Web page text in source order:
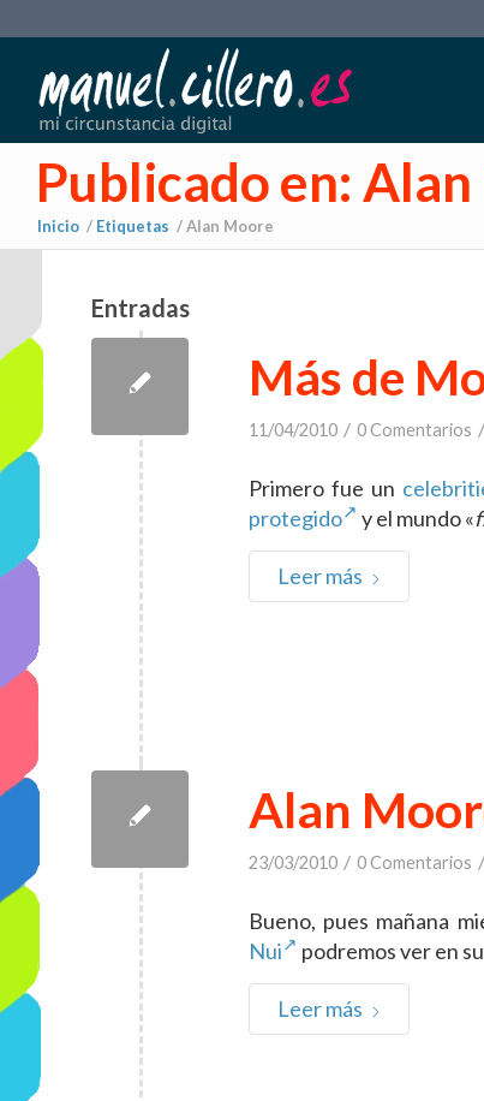
Publicado en:
Inicio / Etiquetas /Alan Moore
Entradas
Más de
11/04/2010 / 0 Comentarios /
Primero fue un
protegido
y el mundo «
Leer más
Alan
23/03/2010 / 0 Comentarios /
Bueno, pues mañana
Nui
podremos ver en
Leer más